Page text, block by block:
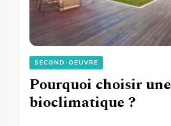
SECOND-OEUVRE
Pourquoi choisir
bioclimatique ?